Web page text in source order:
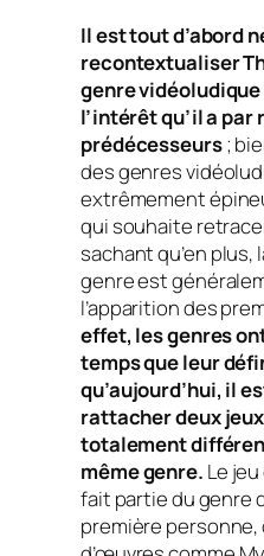
Il est tout d’abord
recontextualiser
genre
l’intérêt qu’il a par
prédécesseurs;
des genres
extrêmement
qui souhaite
sachant qu’en plus,
genre est
l’apparition des
effet, les genres
temps que leur
qu’aujourd’hui, il
rattacher deux
totalement
même genre. Le
fait partie du genre
première personne,